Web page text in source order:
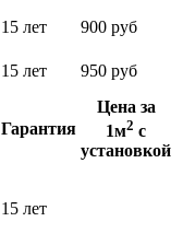
15 лет
900 руб
15 лет 950 руб
Гарантия
Цена за
1м2 с
установкой
15 лет